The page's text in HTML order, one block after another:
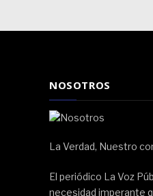
NOSOTROS
La Verdad, Nuestro
El periódico La Voz
necesidad imperante